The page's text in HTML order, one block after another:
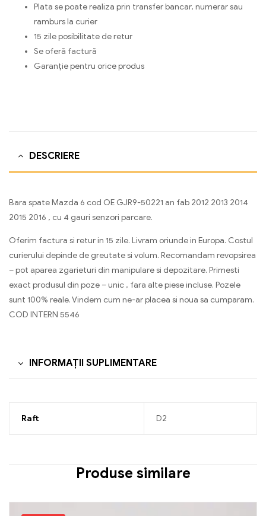
Plata se poate realiza prin transfer bancar, numerar sau
ramburs la curier
15 zile posibilitate de retur
Se oferă factură
Garanție pentru orice produs
DESCRIERE
Bara spate Mazda 6 cod OE GJR9-50221 an fab 2012 2013 2014
2015 2016 , cu 4 gauri senzori parcare.
Oferim factura si retur in 15 zile. Livram oriunde in Europa. Costul
curierului depinde de greutate si volum. Recomandam revopsirea
– pot aparea zgarieturi din manipulare si depozitare. Primesti
exact produsul din poze – unic , fara alte piese incluse. Pozele
sunt 100% reale. Vindem cum ne-ar placea si noua sa cumparam.
COD INTERN 5546
INFORMAȚII SUPLIMENTARE
Raft D2
Produse similare